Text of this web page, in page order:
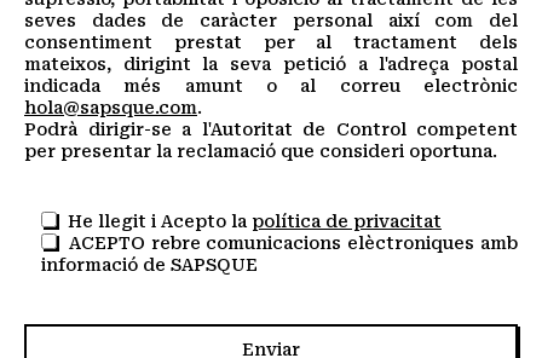
seves dades de caràcter personal així com del
consentiment prestat per al tractament dels
mateixos, dirigint la seva petició a l'adreça postal
indicada més amunt o al correu electrònic
hola@sapsque.com.
Podrà dirigir-se a l'Autoritat de Control competent
per presentar la reclamació que consideri oportuna.
He llegit i Acepto la política de privacitat
ACEPTO rebre comunicacions elèctroniques amb
informació de SAPSQUE